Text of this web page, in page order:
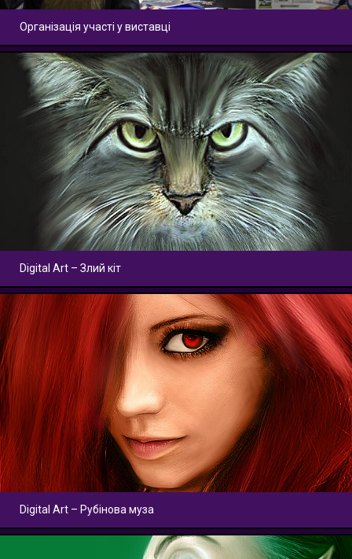
Організація участі у виставці
Digital Art – Злий кіт
Digital Art – Рубінова муза